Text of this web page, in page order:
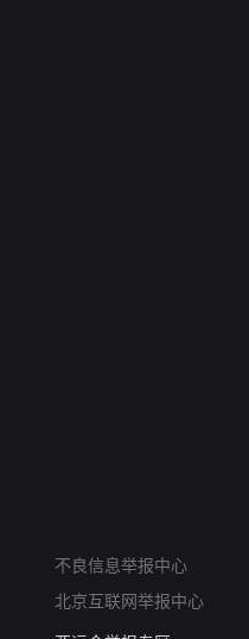
不良信息举报中心
北京互联网举报中心
算法推荐专项举报